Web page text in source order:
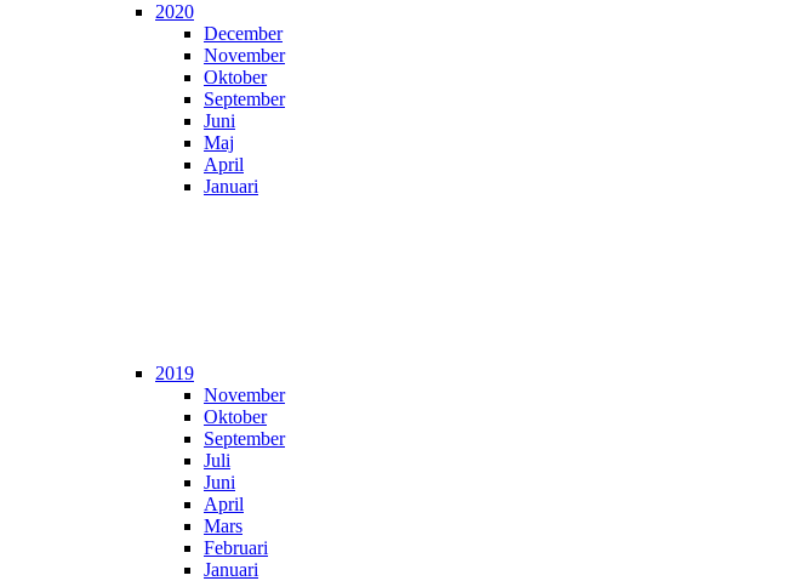
2020
December
November
Oktober
September
Juni
Maj
April
Januari
2019
November
Oktober
September
Juli
Juni
April
Mars
Februari
Januari